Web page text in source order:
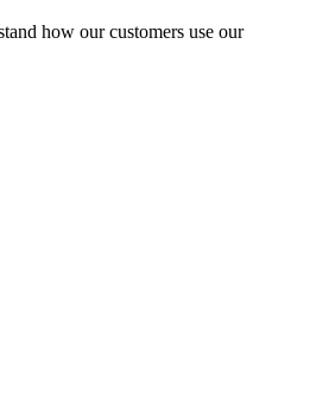
how our customers use our